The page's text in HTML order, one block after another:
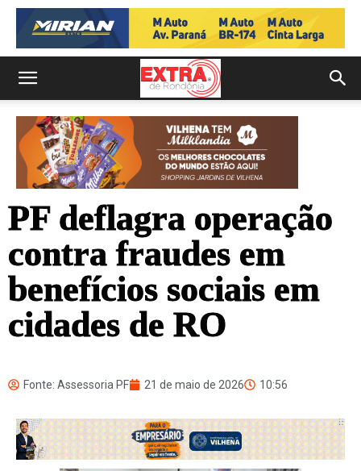
PF deflagra operação
contra fraudes em
benefícios sociais em
cidades de RO
Fonte: Assessoria PF 21 de maio de 2026 10:56